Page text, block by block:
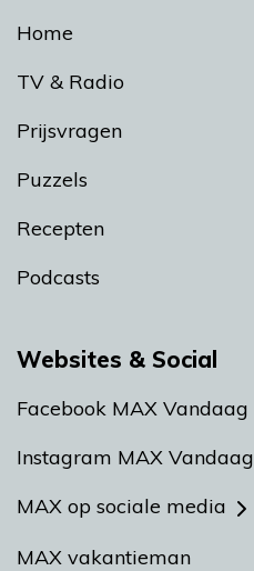
Home
TV & Radio
Prijsvragen
Puzzels
Recepten
Podcasts
Websites & Social
Facebook MAX Vandaag
Instagram MAX Vandaag
MAX op sociale media
MAX vakantieman